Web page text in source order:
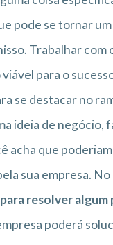
pode se tornar
Trabalhar com
para o
se destacar no
ideia de negócio,
acha que
sua empresa. No
resolver algum
poderá